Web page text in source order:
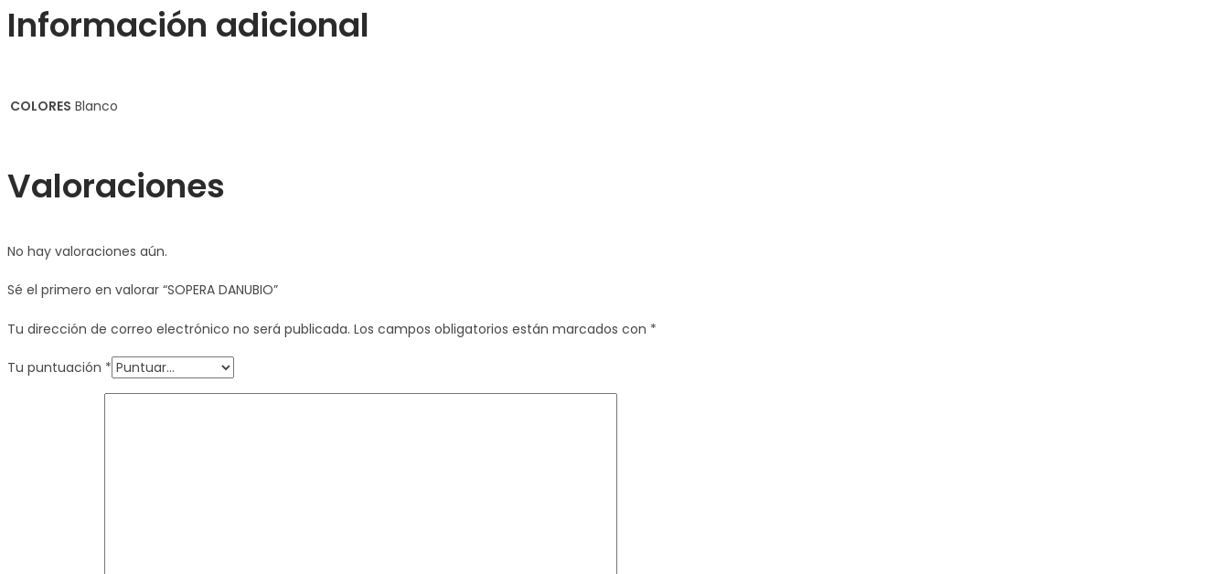
Información adicional
COLORES Blanco
Valoraciones
No hay valoraciones aún.
Sé el primero en valorar “SOPERA DANUBIO”
Tu dirección de correo electrónico no será publicada. Los campos obligatorios están marcados con *
Tu puntuación *